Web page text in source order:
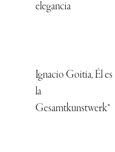
elegancia
Ignacio Goitia, Él es
la
Gesamtkunstwerk*